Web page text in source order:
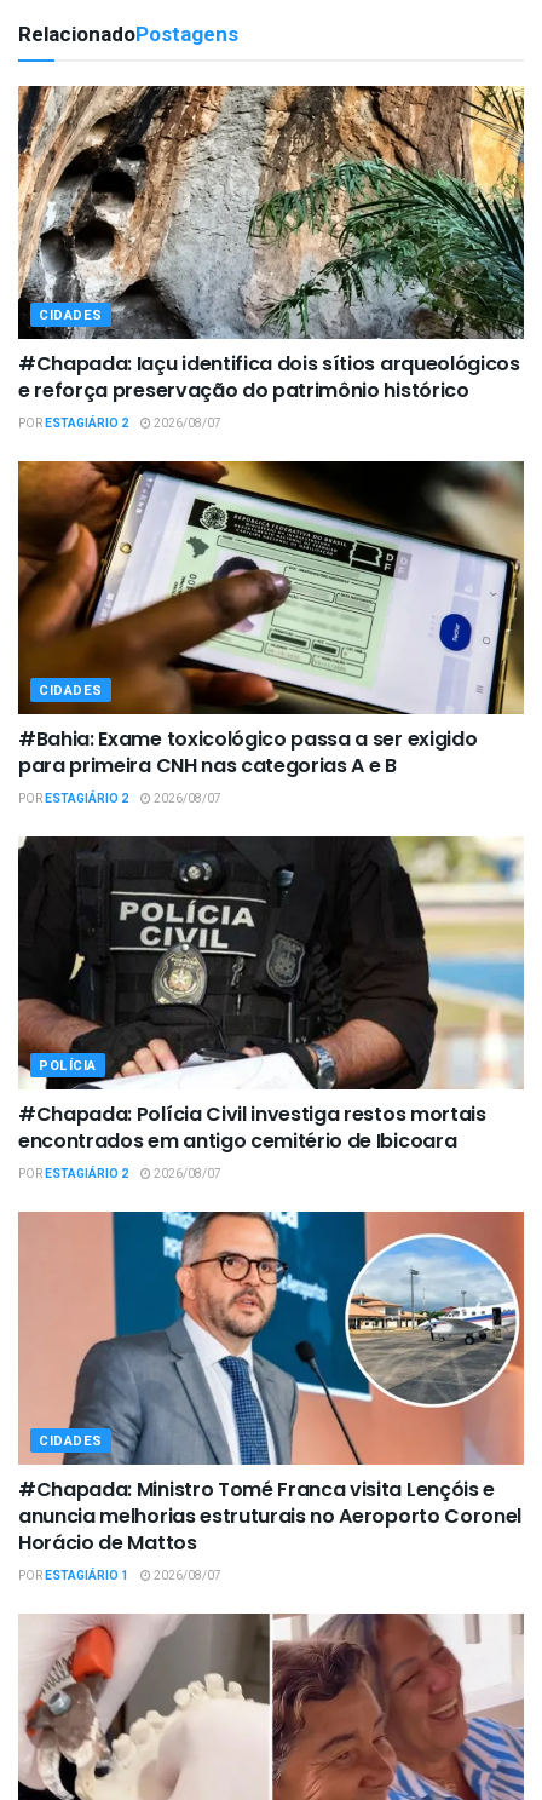
RelacionadoPostagens
CIDADES
#Chapada: Iaçu identifica dois sítios arqueológicos
e reforça preservação do patrimônio histórico
PORESTAGIÁRIO 2 2026/08/07
CIDADES
#Bahia: Exame toxicológico passa a ser exigido
para primeira CNH nas categorias A e B
PORESTAGIÁRIO 2 2026/08/07
POLÍCIA
#Chapada: Polícia Civil investiga restos mortais
encontrados em antigo cemitério de Ibicoara
PORESTAGIÁRIO 2 2026/08/07
CIDADES
#Chapada: Ministro Tomé Franca visita Lençóis e
anuncia melhorias estruturais no Aeroporto Coronel
Horácio de Mattos
PORESTAGIÁRIO 1 2026/08/07